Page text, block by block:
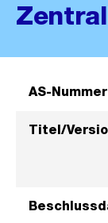
AS-Nummer
Titel/